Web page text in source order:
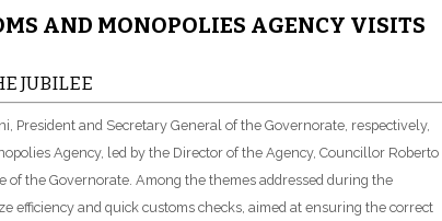
AND MONOPOLIES AGENCY VISITS
JUBILEE
President and Secretary General of the Governorate, respectively,
Agency, led by the Director of the Agency, Councillor Roberto
of the Governorate. Among the themes addressed during the
efficiency and quick customs checks, aimed at ensuring the correct